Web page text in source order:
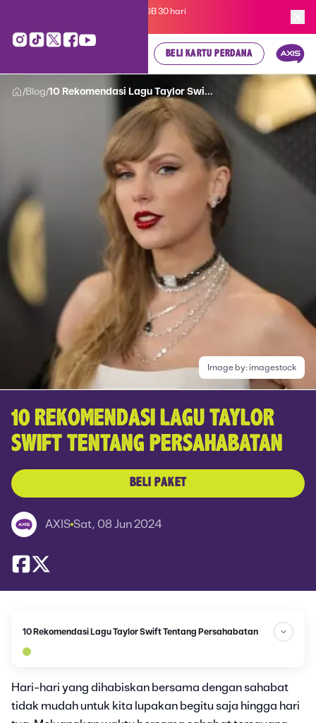
Kartu Perdana AXIS Suka-Suka 3GB 30 hari
BELI KARTU PERDANA
/Blog/10 Rekomendasi Lagu Taylor Swi...
Image by:imagestock
10 REKOMENDASI LAGU TAYLOR
SWIFT TENTANG PERSAHABATAN
BELI PAKET
AXIS Sat, 08 Jun 2024
10 Rekomendasi Lagu Taylor Swift Tentang Persahabatan
Hari-hari yang dihabiskan bersama dengan sahabat
tidak mudah untuk kita lupakan begitu saja hingga hari